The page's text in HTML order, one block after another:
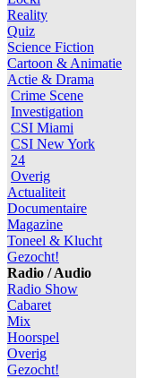
Reality
Quiz
Science Fiction
Cartoon & Animatie
Actie & Drama
Crime Scene
Investigation
CSI Miami
CSI New York
24
Overig
Actualiteit
Documentaire
Magazine
Toneel & Klucht
Gezocht!
Radio / Audio
Radio Show
Cabaret
Mix
Hoorspel
Overig
Gezocht!